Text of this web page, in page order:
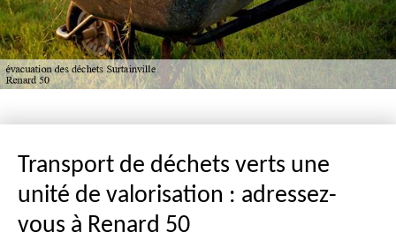
Transport de déchets verts une
unité de valorisation : adressez-
vous à Renard 50